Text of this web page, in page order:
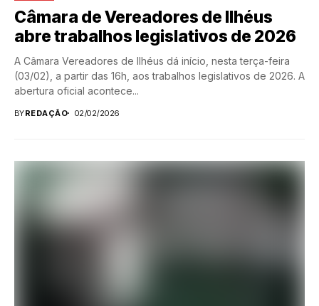
Câmara de Vereadores de Ilhéus
abre trabalhos legislativos de 2026
A Câmara Vereadores de Ilhéus dá início, nesta terça-feira
(03/02), a partir das 16h, aos trabalhos legislativos de 2026. A
abertura oficial acontece...
BYREDAÇÃO 02/02/2026